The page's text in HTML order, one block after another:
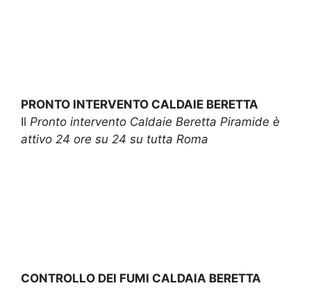
PRONTO INTERVENTO CALDAIE BERETTA
Il Pronto intervento Caldaie Beretta Piramide è
attivo 24 ore su 24 su tutta Roma
CONTROLLO DEI FUMI CALDAIA BERETTA